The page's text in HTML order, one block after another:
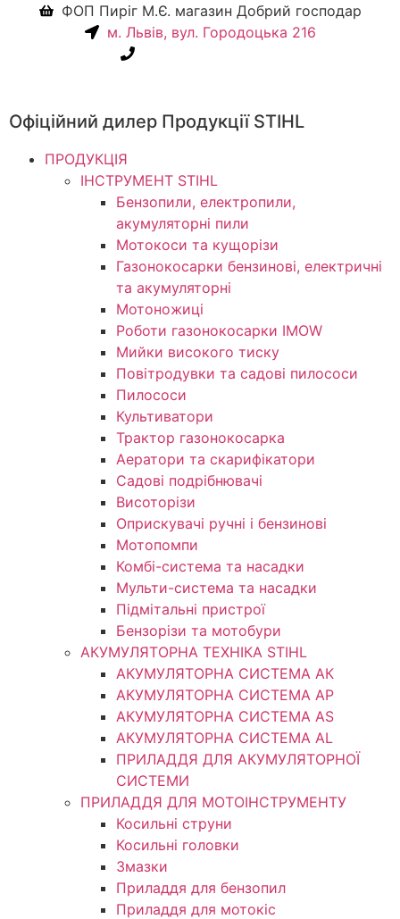
ФОП Пиріг М.Є. магазин Добрий господар
м. Львів, вул. Городоцька 216
Офіційний дилер Продукції STIHL
ПРОДУКЦІЯ
ІНСТРУМЕНТ STIHL
Бензопили, електропили,
акумуляторні пили
Мотокоси та кущорізи
Газонокосарки бензинові, електричні
та акумуляторні
Мотоножиці
Роботи газонокосарки IMOW
Мийки високого тиску
Повітродувки та садові пилососи
Пилососи
Культиватори
Трактор газонокосарка
Аератори та скарифікатори
Садові подрібнювачі
Висоторізи
Оприскувачі ручні і бензинові
Мотопомпи
Комбі-система та насадки
Мульти-система та насадки
Підмітальні пристрої
Бензорізи та мотобури
АКУМУЛЯТОРНА ТЕХНІКА STIHL
АКУМУЛЯТОРНА СИСТЕМА АК
АКУМУЛЯТОРНА СИСТЕМА АР
АКУМУЛЯТОРНА СИСТЕМА AS
АКУМУЛЯТОРНА СИСТЕМА AL
ПРИЛАДДЯ ДЛЯ АКУМУЛЯТОРНОЇ
СИСТЕМИ
ПРИЛАДДЯ ДЛЯ МОТОІНСТРУМЕНТУ
Косильні струни
Косильні головки
Змазки
Приладдя для бензопил
Приладдя для мотокіс